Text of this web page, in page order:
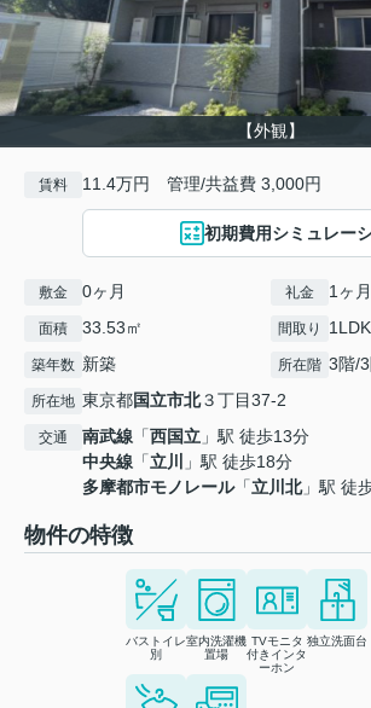
【外観】
賃料 11.4万円 管理/共益費 3,000円
初期費用シミュレー
敷金 0ヶ月 礼金 1ヶ月
面積 33.53㎡ 間取り 1LDK
築年数 新築 所在階 3階/
所在地 東京都国立市北３丁目37-2
交通 南武線 「西国立 」駅 徒歩13分
中央線 「立川
」駅 徒歩18分
多摩都市モノレール「立川北」駅 徒
物件の特徴
バストイレ
別
室内洗濯機
置場
TVモニタ
付きインタ
ーホン
独立洗面台